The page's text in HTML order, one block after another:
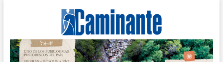
Digital
CALAMUCHITA